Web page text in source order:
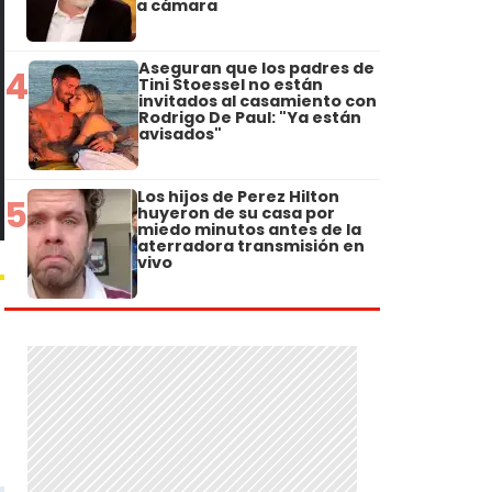
a cámara
4 Aseguran que los padres de
Tini Stoessel no están
invitados al casamiento con
Rodrigo De Paul: "Ya están
avisados"
5 Los hijos de Perez Hilton
huyeron de su casa por
miedo minutos antes de la
aterradora transmisión en
vivo